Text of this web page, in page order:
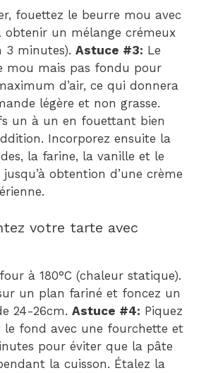
fouettez le beurre mou avec
obtenir un mélange crémeux
3 minutes). Astuce #3: Le
mou mais pas fondu pour
d’air, ce qui donnera
légère et non grasse.
un à un en fouettant bien
Incorporez ensuite la
la farine, la vanille et le
obtention d’une crème
votre tarte avec
à 180°C (chaleur statique).
un plan fariné et foncez un
24-26cm. Astuce #4: Piquez
le fond avec une fourchette et
pour éviter que la pâte
la cuisson. Étalez la